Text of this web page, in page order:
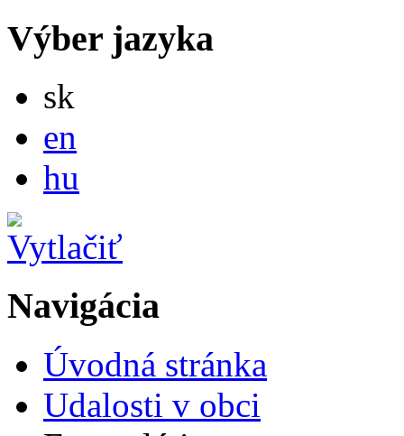
Výber jazyka
sk
en
hu
Navigácia
Úvodná stránka
Udalosti v obci